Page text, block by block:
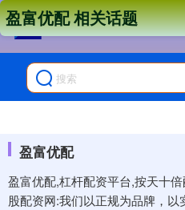
盈富优配
盈富优配,杠杆配资平台,按天十
股配资网:我们以正规为品牌，
盈富优配 相关话题